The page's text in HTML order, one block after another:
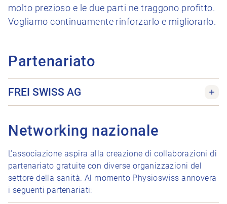
molto prezioso e le due parti ne traggono profitto.
Vogliamo continuamente rinforzarlo e migliorarlo.
Partenariato
FREI SWISS AG
Networking nazionale
L’associazione aspira alla creazione di collaborazioni di
partenariato gratuite con diverse organizzazioni del
settore della sanità. Al momento Physioswiss annovera
i seguenti partenariati: